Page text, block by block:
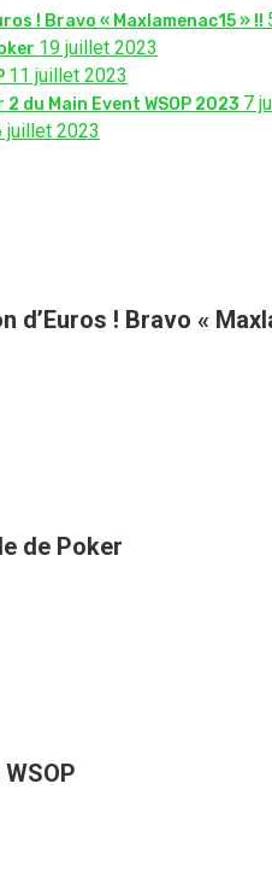
! Bravo « Maxlamenac15 » !!
19 juillet 2023
11 juillet 2023
du Main Event WSOP 2023 7
juillet 2023
! Bravo «
de Poker